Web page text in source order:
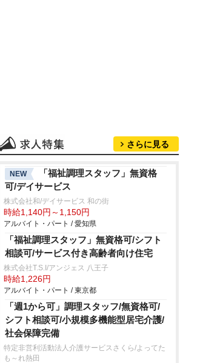
さらに見る
NEW
「福祉調理スタッフ」無資格
可/デイサービス
株式会社和/デイサービス 和の街
時給1,140円～1,150円
アルバイト・パート / 愛知県
「福祉調理スタッフ」無資格可/シフト
相談可/サービス付き高齢者向け住宅
株式会社T.S.I/アンジェス 八王子
時給1,226円
アルバイト・パート / 東京都
「週1から可」調理スタッフ/無資格可/
シフト相談可/小規模多機能型居宅介護/
社会保障完備
特定非営利活動法人介護サービスさくら/よってた
も～れ熱田